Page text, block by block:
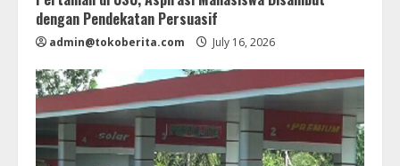
dengan Pendekatan Persuasif
admin@tokoberita.com July 16, 2026